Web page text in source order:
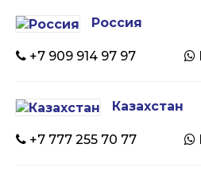
Россия
+7 909 914 97 97
Казахстан
+7 777 255 70 77